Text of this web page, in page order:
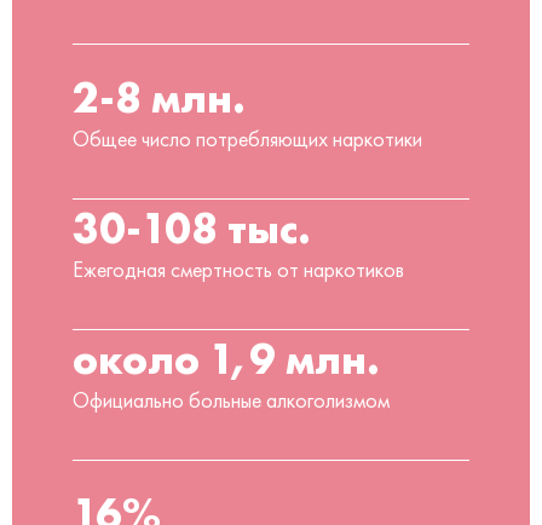
2-8 млн.
Общее число потребляющих наркотики
30-108 тыс.
Ежегодная смертность от наркотиков
около 1,9 млн.
Официально больные алкоголизмом
16%